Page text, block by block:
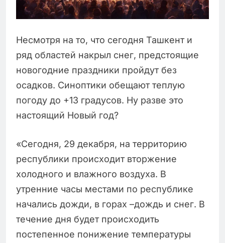
Несмотря на то, что сегодня Ташкент и
ряд областей накрыл снег, предстоящие
новогодние праздники пройдут без
осадков. Синоптики обещают теплую
погоду до +13 градусов. Ну разве это
настоящий Новый год?
«Сегодня, 29 декабря, на территорию
республики происходит вторжение
холодного и влажного воздуха. В
утренние часы местами по республике
начались дожди, в горах –дождь и снег. В
течение дня будет происходить
постепенное понижение температуры